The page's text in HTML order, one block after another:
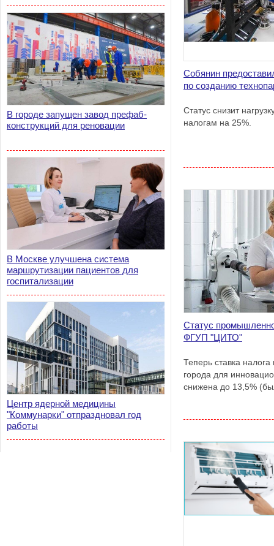
В городе запущен завод префаб-
конструкций для реновации
В Москве улучшена система
маршрутизации пациентов для
госпитализации
Центр ядерной медицины
"Коммунарки" отпраздновал год
работы
Собянин
по созданию
Статус снизит
налогам на 25%.
Статус
ФГУП "ЦИТО"
Теперь ставка
города для
снижена до 13,5%